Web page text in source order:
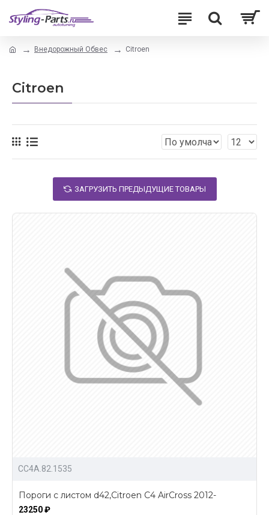
Внедорожный Обвес Citroen
Citroen
ЗАГРУЗИТЬ ПРЕДЫДУЩИЕ ТОВАРЫ
CC4A.82.1535
Пороги с листом d42,Citroen C4 AirCross 2012-
23250 ₽